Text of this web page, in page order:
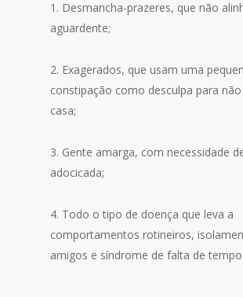
1. Desmancha-prazeres, que não
aguardente;
2. Exagerados, que usam uma
constipação como desculpa para
casa;
3. Gente amarga, com necessidade
adocicada;
4. Todo o tipo de doença que leva a
comportamentos rotineiros,
amigos e síndrome de falta de